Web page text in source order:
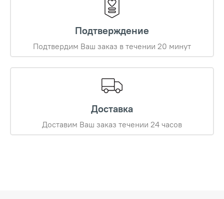
Подтверждение
Подтвердим Ваш заказ в течении 20 минут
Доставка
Доставим Ваш заказ течении 24 часов